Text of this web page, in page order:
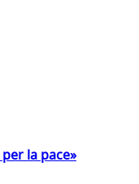
la pace»